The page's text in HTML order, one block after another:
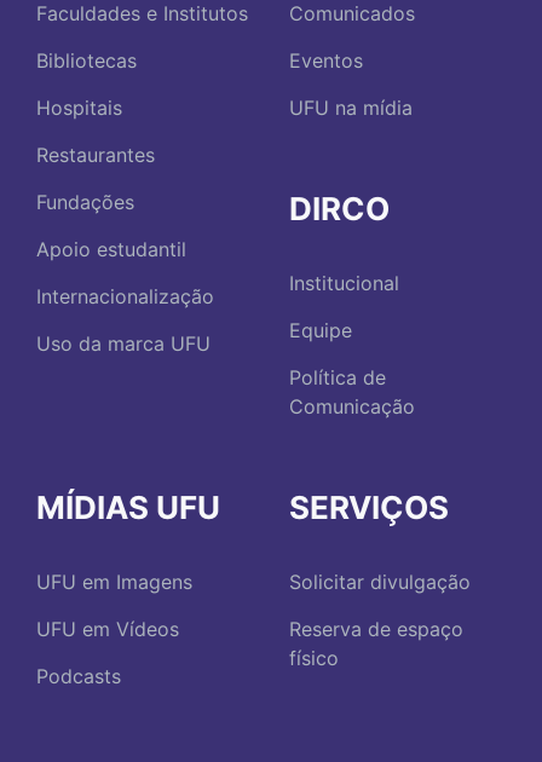
Faculdades e Institutos
Bibliotecas
Hospitais
Restaurantes
Fundações
Apoio estudantil
Internacionalização
Uso da marca UFU
Comunicados
Eventos
UFU na mídia
DIRCO
Institucional
Equipe
Política de
Comunicação
MÍDIAS UFU
UFU em Imagens
UFU em Vídeos
Podcasts
SERVIÇOS
Solicitar divulgação
Reserva de espaço
físico